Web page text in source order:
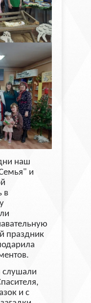
наш
и
в
праздник
слушали
и с